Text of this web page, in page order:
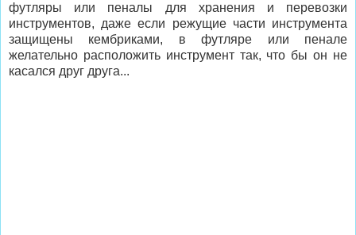
футляры или пеналы для хранения и перевозки
инструментов, даже если режущие части инструмента
защищены кембриками, в футляре или пенале
желательно расположить инструмент так, что бы он не
касался друг друга...